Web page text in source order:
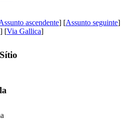
ascendente] [Assunto seguinte]
] [Via Gallica]